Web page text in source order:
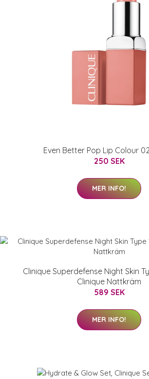
Even Better Pop Lip Colour
250 SEK
MER INFO!
Clinique Superdefense Night Skin
Clinique Nattkräm
589 SEK
MER INFO!